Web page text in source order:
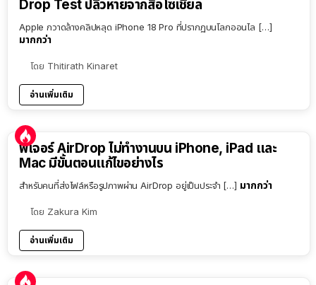
Drop Test ปลิวหายจากสื่อโซเชียล
Apple กวาดล้างคลิปหลุด iPhone 18 Pro ที่ปรากฏบนโลกออนไล […]
มากกว่า
โดย Thitirath Kinaret
อ่านเพิ่มเติม
ฟีเจอร์ AirDrop ไม่ทำงานบน iPhone, iPad และ
Mac มีขั้นตอนแก้ไขอย่างไร
สำหรับคนที่ส่งไฟล์หรือรูปภาพผ่าน AirDrop อยู่เป็นประจำ […] มากกว่า
โดย Zakura Kim
อ่านเพิ่มเติม